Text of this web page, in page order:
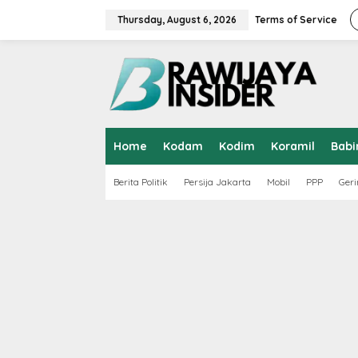
Thursday, August 6, 2026 Terms of Service
Home Kodam Kodim Koramil
Berita Politik Persija Jakarta Mobil PPP